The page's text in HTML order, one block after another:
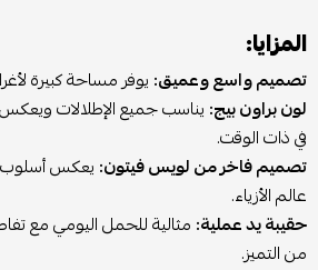
المزايا:
تصميم واسع وعميق: يوفر مساحة كبيرة
لون براون بيج: يناسب جميع الإطلالات
في ذات الوقت.
تصميم فاخر من لويس فيتون: يعكس أسلوب
عالم الأزياء.
حقيبة يد عملية: مثالية للحمل اليومي مع
من التميز.